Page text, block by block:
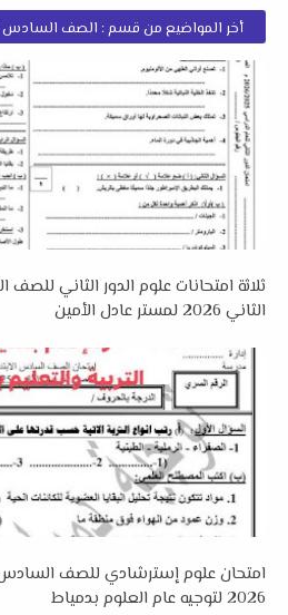
أخر المواضيع من قسم : الصف السادس
ثلاثة امتحانات علوم الدور الثاني للصف
الثاني 2026 لمستر عادل الأمين
امتحان علوم إسترشادي للصف السادس
2026 لتوجيه عام العلوم بدمياط